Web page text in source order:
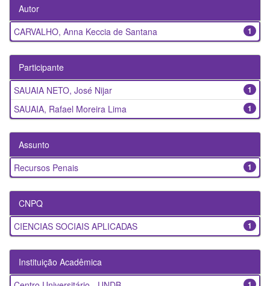
Autor
1
CARVALHO, Anna Keccia de Santana
Participante
1
SAUAIA NETO, José Nijar
1
SAUAIA, Rafael Moreira Lima
Assunto
1
Recursos Penais
CNPQ
1
CIENCIAS SOCIAIS APLICADAS
Instituição Acadêmica